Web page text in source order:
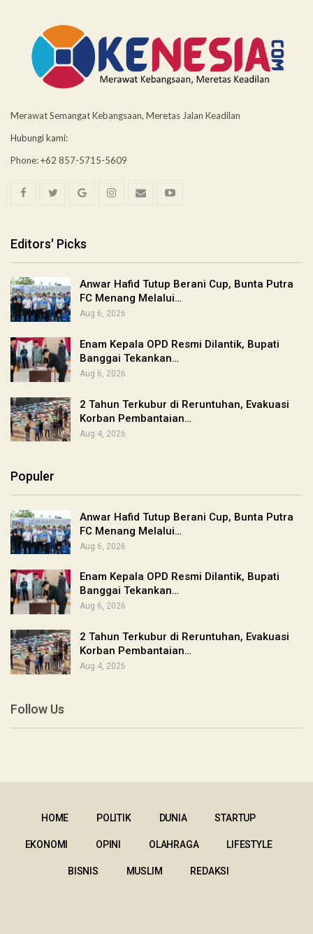
Merawat Semangat Kebangsaan, Meretas Jalan Keadilan
Hubungi kami:
Phone: +62 857-5715-5609
Editors' Picks
Anwar Hafid Tutup Berani Cup, Bunta Putra
FC Menang Melalui…
Aug 6, 2026
Enam Kepala OPD Resmi Dilantik, Bupati
Banggai Tekankan…
Aug 6, 2026
2 Tahun Terkubur di Reruntuhan, Evakuasi
Korban Pembantaian…
Aug 4, 2026
Populer
Anwar Hafid Tutup Berani Cup, Bunta Putra
FC Menang Melalui…
Aug 6, 2026
Enam Kepala OPD Resmi Dilantik, Bupati
Banggai Tekankan…
Aug 6, 2026
2 Tahun Terkubur di Reruntuhan, Evakuasi
Korban Pembantaian…
Aug 4, 2026
Follow Us
HOME POLITIK DUNIA STARTUP
EKONOMI OPINI OLAHRAGA LIFESTYLE
BISNIS MUSLIM REDAKSI